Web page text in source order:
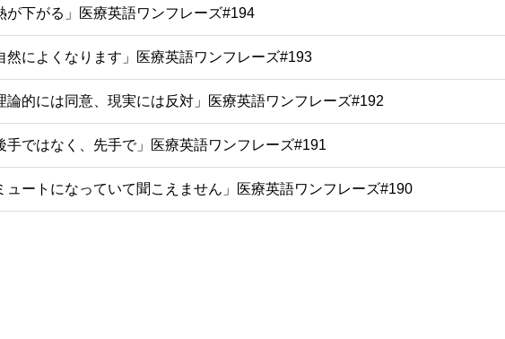
が下がる」医療英語ワンフレーズ#194
然によくなります」医療英語ワンフレーズ#193
論的には同意、現実には反対」医療英語ワンフレーズ#192
手ではなく、先手で」医療英語ワンフレーズ#191
ュートになっていて聞こえません」医療英語ワンフレーズ#190